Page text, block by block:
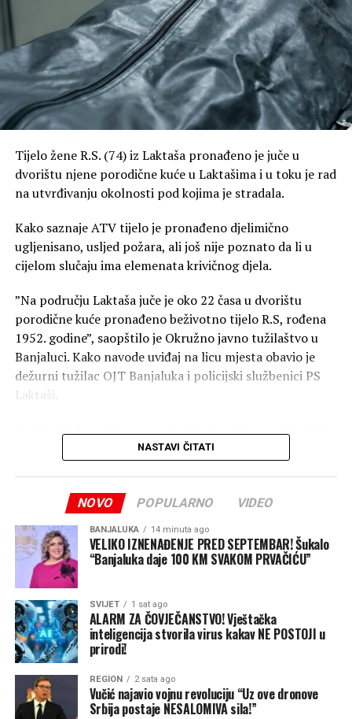
Tijelo žene R.S. (74) iz Laktaša pronađeno je juče u
dvorištu njene porodične kuće u Laktašima i u toku je rad
na utvrđivanju okolnosti pod kojima je stradala.
Kako saznaje ATV tijelo je pronađeno djelimično
ugljenisano, usljed požara, ali još nije poznato da li u
cijelom slučaju ima elemenata krivičnog djela.
”Na području Laktaša juče je oko 22 časa u dvorištu
porodične kuće pronađeno beživotno tijelo R.S, rođena
1952. godine”, saopštilo je Okružno javno tužilaštvo u
Banjaluci. Kako navode uviđaj na licu mjesta obavio je
dežurni tužilac OJT Banjaluka i policijski službenici PS
Laktaši.
je naložio da se izvrši obdukcija beživotnog tijela koja će
utvrđivanja svih okolnosti događaja”, navode u
tužilaštvu.
NASTAVI ČITATI
NOVO POPULARNO VIDEO
BANJALUKA 14 minuta ago
VELIKO IZNENAĐENJE PRED SEPTEMBAR! Šukalo
“Banjaluka daje 100 KM SVAKOM PRVAČIĆU”
SVIJET 1 sat ago
ALARM ZA ČOVJEČANSTVO! Vještačka
inteligencija stvorila virus kakav NE POSTOJI u
prirodi!
REGION 2 sata ago
Vučić najavio vojnu revoluciju “Uz ove dronove
Srbija postaje NESALOMIVA sila!”